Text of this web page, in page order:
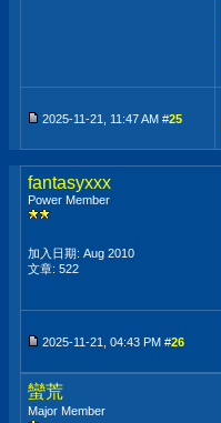
2025-11-21, 11:47 AM #25
fantasyxxx
Power Member
加入日期: Aug 2010
文章: 522
2025-11-21, 04:43 PM #26
蠻荒
Major Member